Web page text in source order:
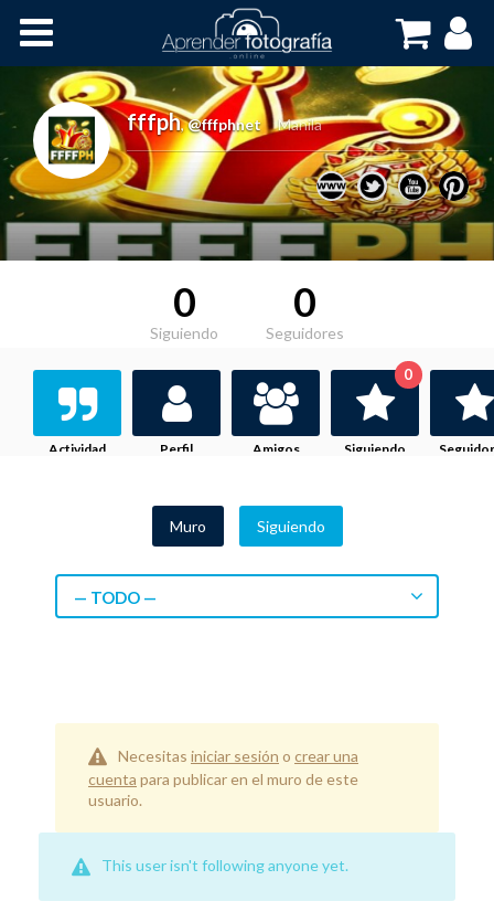
Cursos OnLine
fffph,@fffphnet Manila
0
Siguiendo
0
Seguidores
Actividad Perfil Amigos Siguiendo
0
Muro Siguiendo
— TODO —
Necesitas iniciar sesión o crear una
cuenta para publicar en el muro de este
usuario.
This user isn't following anyone yet.